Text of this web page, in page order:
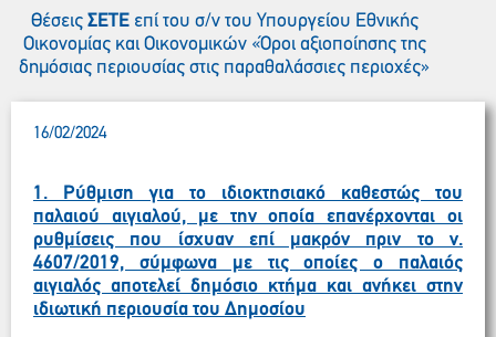
Θέσεις ΣΕΤΕεπί του σ/ν του Υπουργείου Εθνικής
Οικονομίας και Οικονομικών «Όροι αξιοποίησης της
δημόσιας περιουσίας στις παραθαλάσσιες περιοχές»
16/02/2024
1. Ρύθμιση για το ιδιοκτησιακό καθεστώς του
παλαιού αιγιαλού, με την οποία επανέρχονται οι
ρυθμίσεις που ίσχυαν επί μακρόν πριν το ν.
4607/2019, σύμφωνα με τις οποίες ο παλαιός
αιγιαλός αποτελεί δημόσιο κτήμα και ανήκει στην
ιδιωτική περιουσία του Δημοσίου